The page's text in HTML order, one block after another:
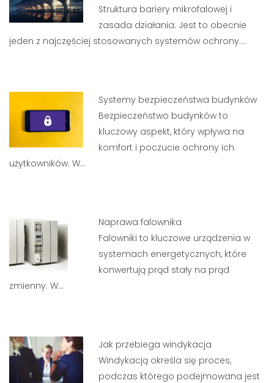
Struktura bariery mikrofalowej i
zasada działania: Jest to obecnie
jeden z najczęściej stosowanych systemów ochrony.…
Systemy bezpieczeństwa budynków
Bezpieczeństwo budynków to
kluczowy aspekt, który wpływa na
komfort i poczucie ochrony ich
użytkowników. W…
Naprawa falownika
Falowniki to kluczowe urządzenia w
systemach energetycznych, które
konwertują prąd stały na prąd
zmienny. W…
Jak przebiega windykacja
Windykacją określa się proces,
podczas którego podejmowana jest